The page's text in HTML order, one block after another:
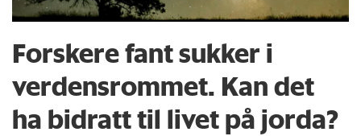
Forskere fant sukker i
verdensrommet. Kan det
ha bidratt til livet på jorda?